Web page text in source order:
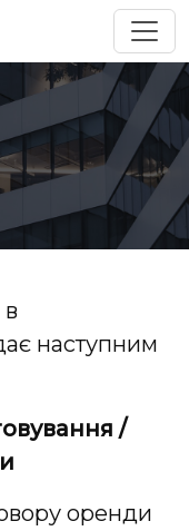
наступним
/
оренди